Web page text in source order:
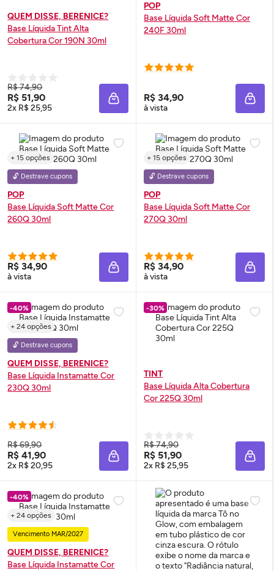
QUEM DISSE, BERENICE?
Base LíquidaTintAlta
Cobertura Cor 190N 30ml
R$ 74,90
R$ 51,90
2x R$ 25,95 ADICIONAR À SACOLA
POP
Base Líquida Soft Matte Cor
240F 30ml
R$ 34,90
à vista
+ 15 opções
🔓 Destrave cupons
POP
Base Líquida Soft Matte Cor
260Q 30ml
R$ 34,90
à vista ADICIONAR À SACOLA
+ 15 opções
🔓 Destrave cupons
POP
Base Líquida Soft Matte Cor
270Q 30ml
R$ 34,90
à vista
-40%
+ 24 opções
🔓 Destrave cupons
QUEM DISSE, BERENICE?
Base Líquida Instamatte Cor
230Q 30ml
R$ 69,90
R$ 41,90
2x R$ 20,95 ADICIONAR À SACOLA
-30%
TINT
Base Líquida Alta Cobertura
Cor 225Q 30ml
R$ 74,90
R$ 51,90
2x R$ 25,95
-40%
+ 24 opções
Vencimento MAR/2027
QUEM DISSE, BERENICE?
Base Líquida Instamatte Cor